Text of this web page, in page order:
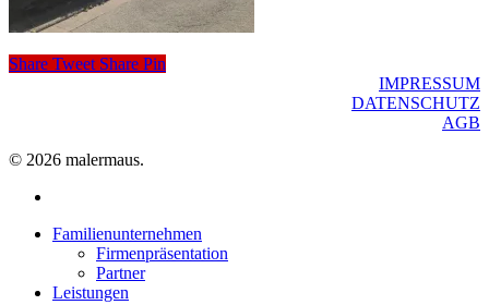
Share Tweet Share Pin
IMPRESSUM
DATENSCHUTZ
AGB
© 2026 malermaus.
Close
Familienunternehmen
Firmenpräsentation
Partner
Leistungen